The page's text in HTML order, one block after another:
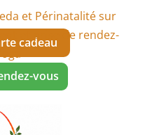
cadeau
vous
et Périnatalité sur
et prise de rendez-